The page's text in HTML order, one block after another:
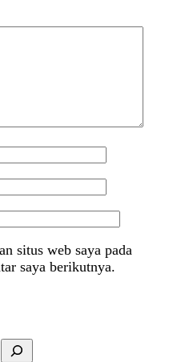
situs web saya pada
saya berikutnya.